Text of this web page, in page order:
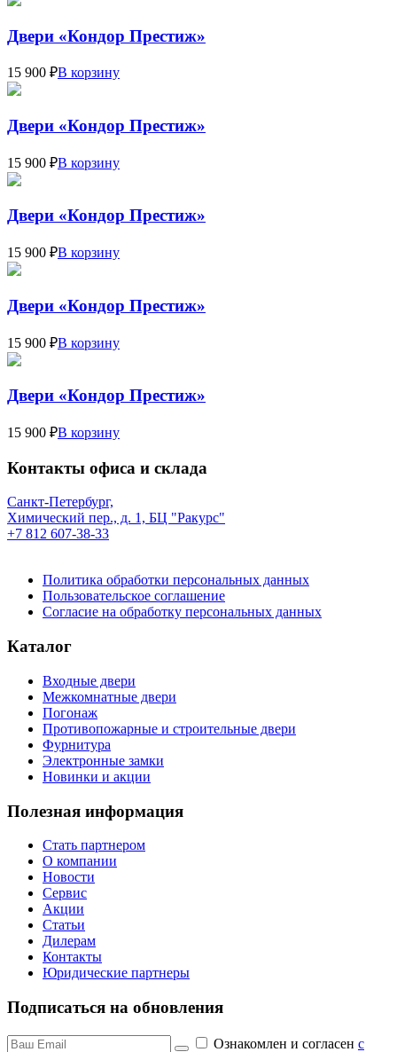
Двери «Кондор Престиж»
15 900 ₽В корзину
Двери «Кондор Престиж»
15 900 ₽В корзину
Двери «Кондор Престиж»
15 900 ₽В корзину
Двери «Кондор Престиж»
15 900 ₽В корзину
Двери «Кондор Престиж»
15 900 ₽В корзину
Контакты офиса и склада
Санкт-Петербург,
Химический пер., д. 1, БЦ "Ракурс"
+7 812 607-38-33
Политика обработки персональных данных
Пользовательское соглашение
Согласие на обработку персональных данных
Каталог
Входные двери
Межкомнатные двери
Погонаж
Противопожарные и строительные двери
Фурнитура
Электронные замки
Новинки и акции
Полезная информация
Стать партнером
О компании
Новости
Сервис
Акции
Статьи
Дилерам
Контакты
Юридические партнеры
Подписаться на обновления
Ознакомлен и согласен c